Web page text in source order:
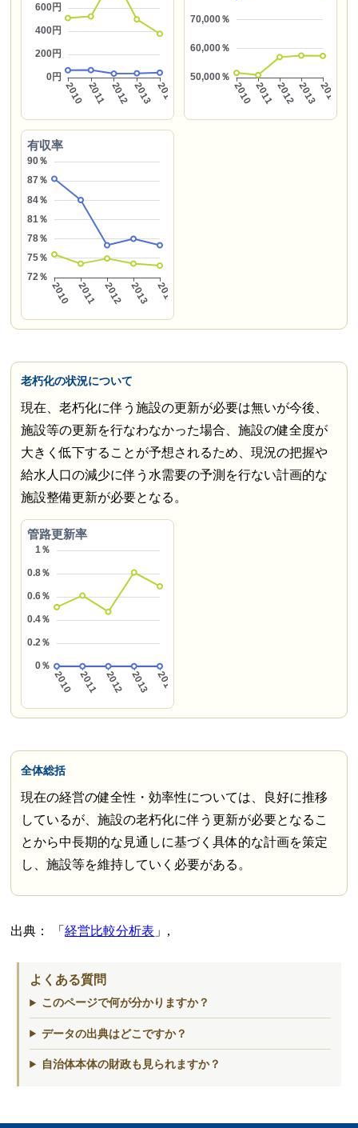
有収率
老朽化の状況について
現在、老朽化に伴う施設の更新が必要は無いが今後、
施設等の更新を行なわなかった場合、施設の健全度が
大きく低下することが予想されるため、現況の把握や
給水人口の減少に伴う水需要の予測を行ない計画的な
施設整備更新が必要となる。
管路更新率
全体総括
現在の経営の健全性・効率性については、良好に推移
しているが、施設の老朽化に伴う更新が必要となるこ
とから中長期的な見通しに基づく具体的な計画を策定
し、施設等を維持していく必要がある。
出典： 経営比較分析表 ,
よくある質問
このページで何が分かりますか？
データの出典はどこですか？
自治体本体の財政も見られますか？